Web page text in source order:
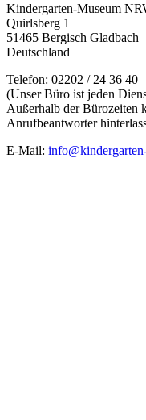
Kindergarten-Museum
Quirlsberg 1
51465 Bergisch Gladbach
Deutschland
Telefon: 02202 / 24 36 40
(Unser Büro ist jeden
Außerhalb der Bürozeiten
Anrufbeantworter
E-Mail: